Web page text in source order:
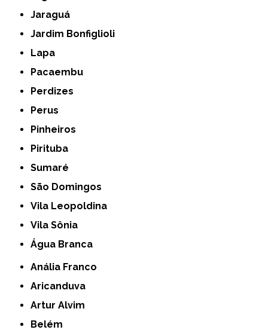
Jaraguá
Jardim Bonfiglioli
Lapa
Pacaembu
Perdizes
Perus
Pinheiros
Pirituba
Sumaré
São Domingos
Vila Leopoldina
Vila Sônia
Água Branca
Anália Franco
Aricanduva
Artur Alvim
Belém